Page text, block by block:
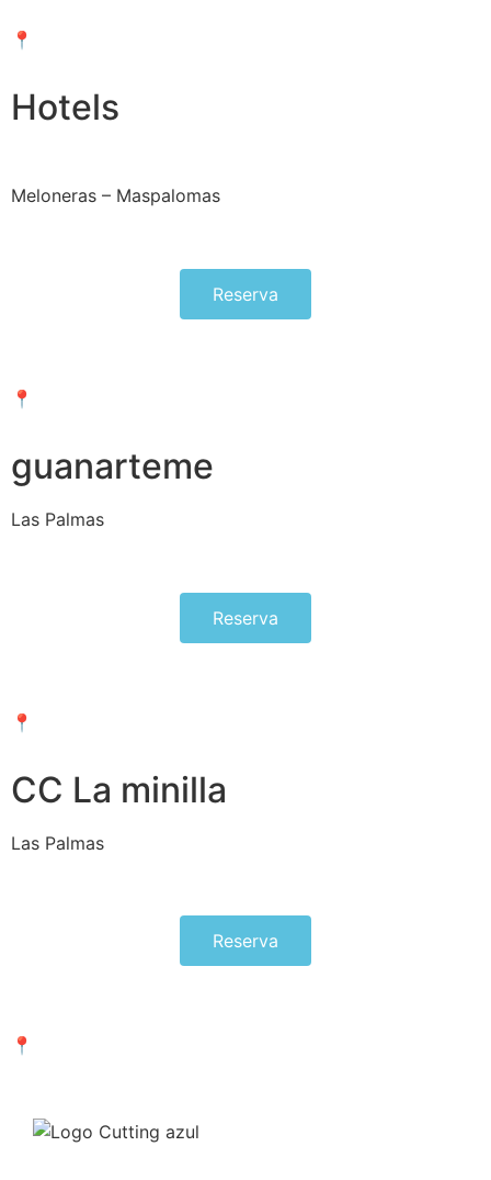
📍Av. Tomás Roca Bosch 9, Puerto Rico
Hotels
Meloneras – Maspalomas
Reserva
📍Meloneras – Maspalomas
guanarteme
Las Palmas
Reserva
📍Calle Numancia 77, Las Palmas
CC La minilla
Las Palmas
Reserva
📍C.C. La Minilla, L2